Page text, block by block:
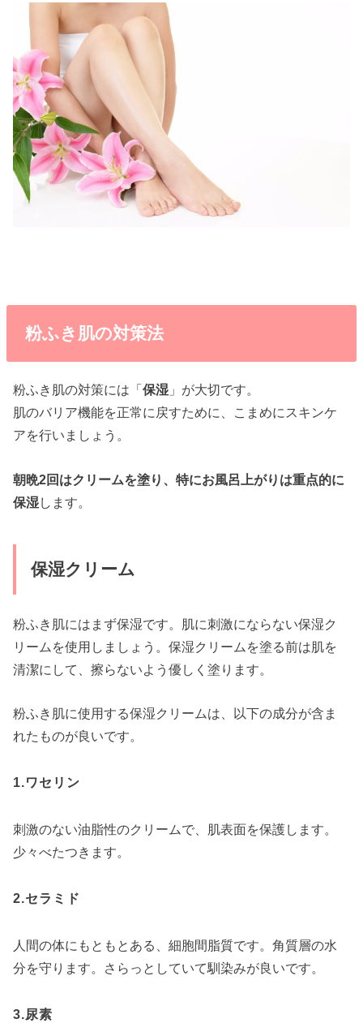
粉ふき肌の対策法
粉ふき肌の対策には「保湿 」が大切です。
肌のバリア機能を正常に戻すために、こまめにスキンケ
アを行いましょう。
朝晩2回はクリームを塗り、特にお風呂上がりは重点的に
保湿します。
保湿クリーム
粉ふき肌にはまず保湿です。肌に刺激にならない保湿ク
リームを使用しましょう。保湿クリームを塗る前は肌を
清潔にして、擦らないよう優しく塗ります。
粉ふき肌に使用する保湿クリームは、以下の成分が含ま
れたものが良いです。
1.ワセリン
刺激のない油脂性のクリームで、肌表面を保護します。
少々べたつきます。
2.セラミド
人間の体にもともとある、細胞間脂質です。角質層の水
分を守ります。さらっとしていて馴染みが良いです。
3.尿素